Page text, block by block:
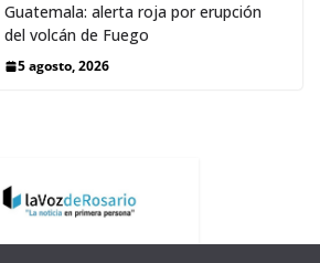
Guatemala: alerta roja por erupción
del volcán de Fuego
5 agosto, 2026